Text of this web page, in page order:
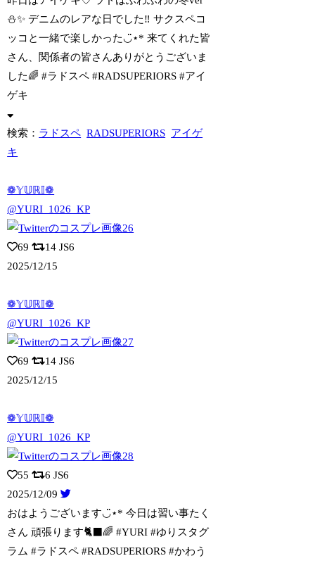
⛄️✨ デニムのレアな日でした‼︎ サクスペコ
ッコと一緒で楽しかった◡̈⋆* 来てくれた皆
さん、関係者の皆さんありがとうございま
した🌈 #ラドスペ #RADSUPERIORS #アイ
ゲキ
検索： ラドスペ RADSUPERIORS アイゲ
キ
❁𝕐𝕌ℝ𝕀❁
@YURI_1026_KP
69 14 JS6
2025/12/15
❁𝕐𝕌ℝ𝕀❁
@YURI_1026_KP
69 14 JS6
2025/12/15
❁𝕐𝕌ℝ𝕀❁
@YURI_1026_KP
55 6 JS6
2025/12/09
おはようございます◡̈⋆* 今日は習い事たく
さん 頑張ります🐈‍⬛🌈 #YURI #ゆりスタグ
ラム #ラドスペ #RADSUPERIORS #かわう